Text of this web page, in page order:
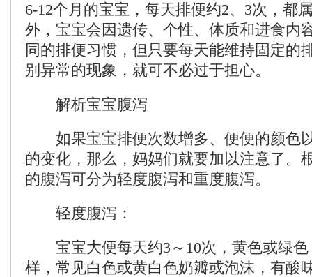
6-12个月的宝宝，每天排便约2、3次，都
外，宝宝会因遗传、个性、体质和进食内
同的排便习惯，但只要每天能维持固定的
别异常的现象，就可不必过于担心。
解析宝宝腹泻
如果宝宝排便次数增多、便便的颜色
的变化，那么，妈妈们就要加以注意了。
的腹泻可分为轻度腹泻和重度腹泻。
轻度腹泻：
宝宝大便每天约3～10次，黄色或绿色
样，常见白色或黄白色奶瓣或泡沫，有酸